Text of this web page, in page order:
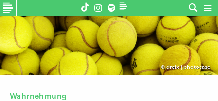
© dreix | photocase
Wahrnehmung